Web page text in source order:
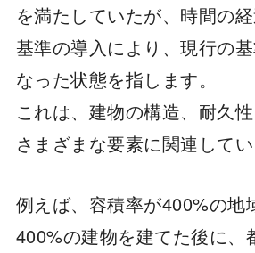
を満たしていたが、時間の
基準の導入により、現行の
なった状態を指します。
これは、建物の構造、耐久性
さまざまな要素に関連してい
例えば、容積率が400%の地
400%の建物を建てた後に、